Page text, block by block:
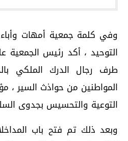
وفي كلمة جمعية أمهات
التوحيد ، أكد رئيس الجمعية
طرف رجال الدرك الملكي
المواطنين من حواذث السير ،
التوعية والتحسيس بجدوى
وبعد ذلك تم فتح باب